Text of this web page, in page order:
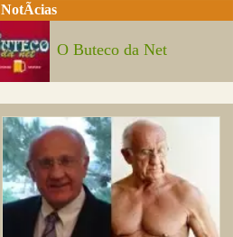
NotÃ­cias
O Buteco da Net